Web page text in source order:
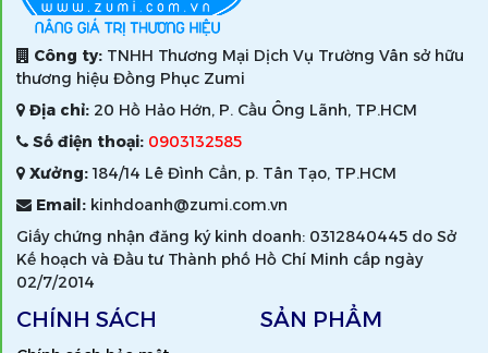
Công ty: TNHH Thương Mại Dịch Vụ Trường Vân sở hữu
thương hiệu Đồng Phục Zumi
Địa chỉ: 20 Hồ Hảo Hớn, P. Cầu Ông Lãnh, TP.HCM
Số điện thoại: 0903132585
Xưởng:184/14 Lê Đình Cẩn, p. Tân Tạo, TP.HCM
Email: kinhdoanh@zumi.com.vn
Giấy chứng nhận đăng ký kinh doanh: 0312840445 do Sở
Kế hoạch và Đầu tư Thành phố Hồ Chí Minh cấp ngày
02/7/2014
CHÍNH SÁCH SẢN PHẨM